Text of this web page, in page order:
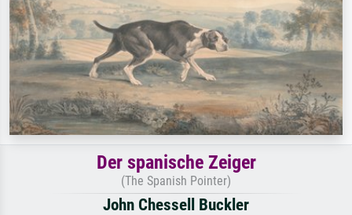
Der spanische Zeiger
(The Spanish Pointer)
John Chessell Buckler